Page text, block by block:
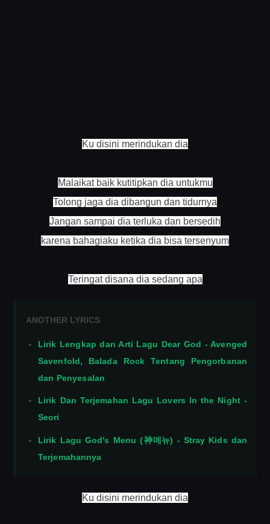
Ku disini merindukan dia
Malaikat baik kutitipkan dia untukmu
Tolong jaga dia dibangun dan tidurnya
Jangan sampai dia terluka dan bersedih
karena bahagiaku ketika dia bisa tersenyum
Teringat disana dia sedang apa
ANOTHER LYRICS
Lirik Lengkap dan Arti Lagu Dear God - Avenged
Savenfold, Balada Rock Tentang Pengorbanan
dan Penyesalan
Lirik Dan Terjemahan Lagu Lovers In the Night -
Seori
Lirik Lagu God's Menu (神메뉴) - Stray Kids dan
Terjemahannya
Ku disini merindukan dia